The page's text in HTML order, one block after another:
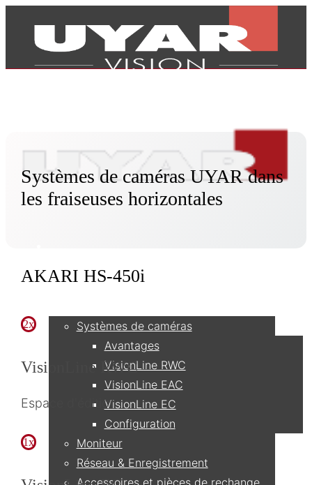
Produits
Systèmes de caméras
Avantages
VisionLine RWC
VisionLine EAC
VisionLine EC
Configuration
Moniteur
Réseau & Enregistrement
Systèmes de caméras UYAR dans
les fraiseuses horizontales
AKARI HS-450i
2x
VisionLine RWC
Espace d'édition
1x